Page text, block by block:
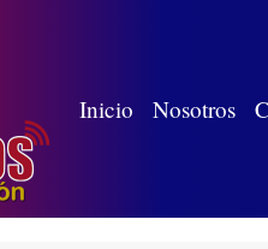
Inicio Nosotros